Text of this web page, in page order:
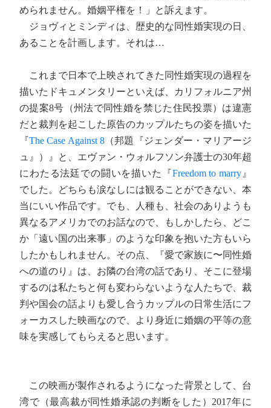
められません。婚姻平権を！」と訴えます。
ジョヴィとミンディは、歴史的な同性婚実現の日、
あることを計画します。それは…
これまで日本で上映されてきた同性婚実現の過程を
描いたドキュメンタリーといえば、カリフォルニア州
の提案8号（州法で同性婚を禁じた住民投票）は違憲
だと裁判を起こした原告のカップルたちの姿を描いた
『The Case Against 8（邦題『ジェンダー・マリアージ
ュ』）』と、エヴァン・ウォルフソン弁護士の30年超
にわたる法廷での闘いを描いた『Freedom to marry 』
でした。どちらも涙なしには観ることができない、本
当にいい作品です。でも、人種も、社会のありようも
異なるアメリカでのお話なので、もしかしたら、どこ
か「遠い国の出来事」のような印象を抱いた方もいら
したかもしれません。その点、『愛で家族に〜同性婚
への道のり』は、お隣の台湾の話であり、そこに登場
するのは私たちと何も変わらないような人たちで、裁
判や国会の話よりも愛し合うカップルの日常生活にフ
ォーカスした映画なので、より身近に婚姻の平等の意
味を実感してもらえると思います。
この映画が製作されるようになった背景として、台
湾で（最高裁が同性婚承認の判断をした）2017年に